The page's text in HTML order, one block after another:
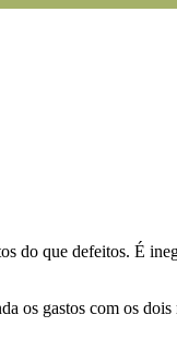
do que defeitos. É
os gastos com os dois